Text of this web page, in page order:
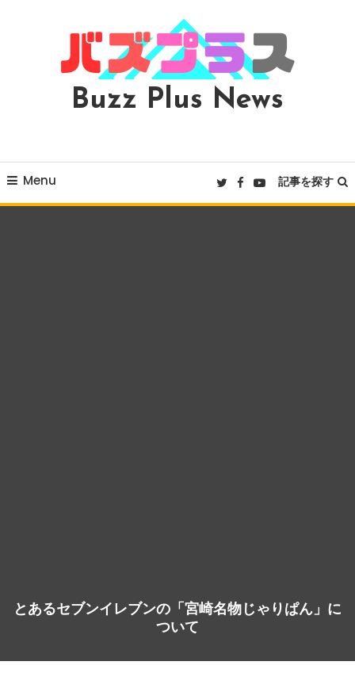
Buzz Plus News
Menu 記事を探す
とあるセブンイレブンの「宮崎名物じゃりぱん」に
ついて